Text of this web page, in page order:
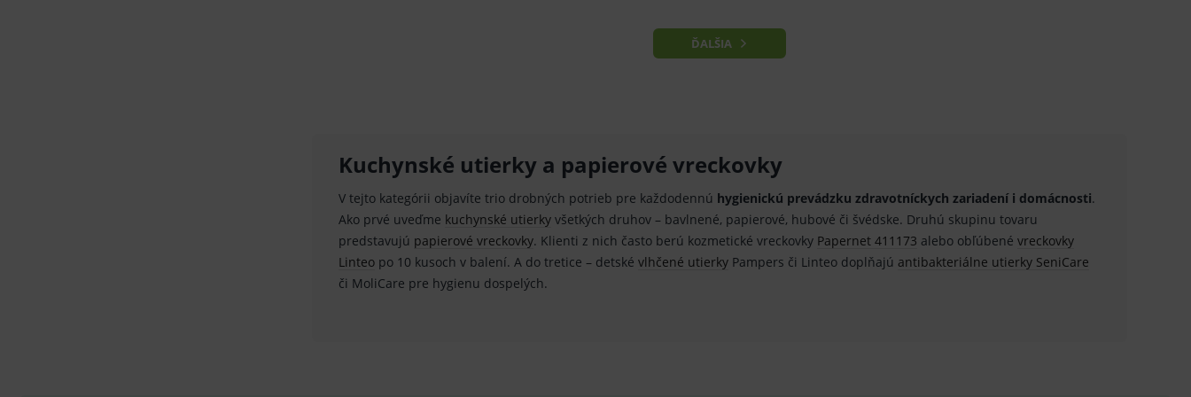
ĎALŠIA
Kuchynské utierky a papierové vreckovky
V tejto kategórii objavíte trio drobných potrieb pre každodennú hygienickú prevádzku zdravotníckych zariadení i domácnosti.
Ako prvé uveďme kuchynské utierky všetkých druhov – bavlnené, papierové, hubové či švédske. Druhú skupinu tovaru
predstavujú papierové vreckovky. Klienti z nich často berú kozmetické vreckovky Papernet 411173 alebo obľúbené vreckovky
Linteo po 10 kusoch v balení. A do tretice – detské vlhčené utierky Pampers či Linteo doplňajú antibakteriálne utierky SeniCare
či MoliCare pre hygienu dospelých.
Cookie pro měření návštěvnosti ve službě google analytics.